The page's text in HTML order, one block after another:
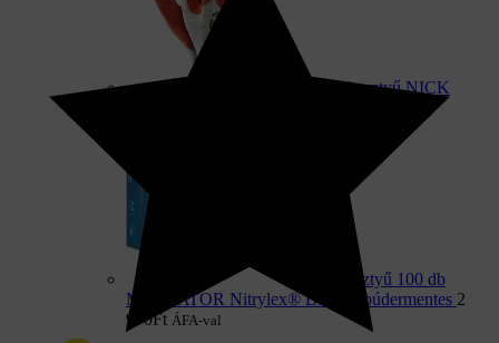
Munkakesztyű NICK
Nitril kesztyű 100 db
MERCATOR Nitrylex® BASIC púdermentes 2
970Ft ÁFA-val